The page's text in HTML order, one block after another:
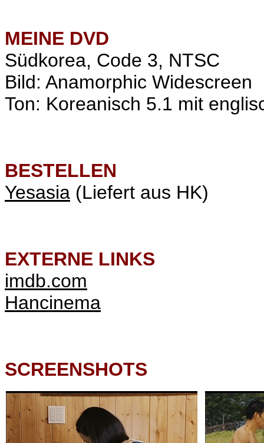
MEINE DVD
Südkorea, Code 3, NTSC
Bild: Anamorphic Widescreen
Ton: Koreanisch 5.1 mit
BESTELLEN
Yesasia (Liefert aus HK)
EXTERNE LINKS
imdb.com
Hancinema
SCREENSHOTS